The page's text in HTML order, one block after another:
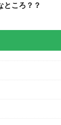
ところ？？